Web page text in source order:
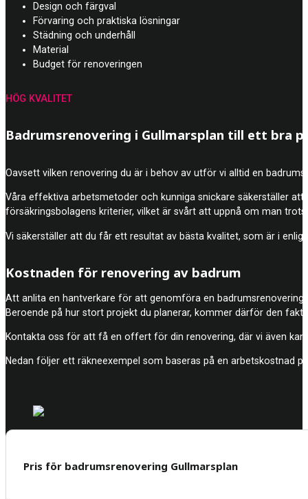
Design och färgval
Förvaring och praktiska lösningar
Städning och underhåll
Material
Budget för renoveringen
Badrumsrenovering i Gullmarsplan till ett bra
Oavsett vilken renovering du är i behov av utför vi alltid en
Våra effektiva arbetsmetoder och kunniga snickare säkerställer
försäkringsbolagens kriterier, vilket är svårt att uppnå om man
Vi säkerställer att du får ett resultat av bästa kvalitet, som är i
HÖG KVALITET
Kostnaden för renovering av badrum
Att anlita en hantverkare för att genomföra en
Beroende på hur stort projekt du planerar, kommer därför den
Kontakta oss för att få en offert för din renovering, där vi även
Nedan följer ett räkneexempel som baseras på en arbetskostnad
Pris för badrumsrenovering Gullmarsplan